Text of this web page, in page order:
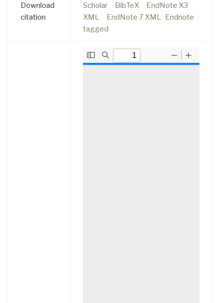
Download
citation
Scholar
BibTeX
EndNote X3
XML
EndNote 7 XML Endnote
tagged